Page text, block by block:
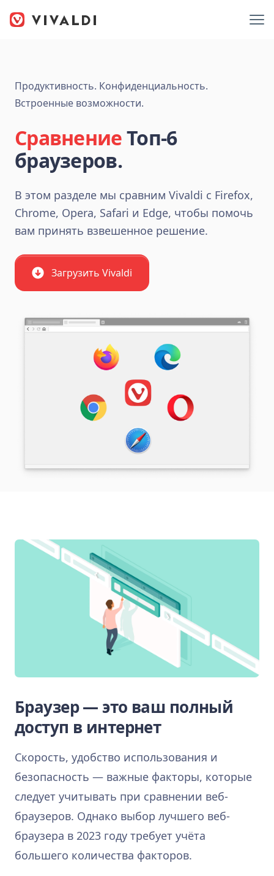
Продуктивность. Конфиденциальность.
Встроенные возможности.
СравнениеТоп-6
браузеров.
В этом разделе мы сравним Vivaldi с Firefox,
Chrome, Opera, Safari и Edge, чтобы помочь
вам принять взвешенное решение.
Загрузить Vivaldi
Браузер — это ваш полный
доступ в интернет
Скорость, удобство использования и
безопасность — важные факторы, которые
следует учитывать при сравнении веб-
браузеров. Однако выбор лучшего веб-
браузера в 2023 году требует учёта
большего количества факторов.